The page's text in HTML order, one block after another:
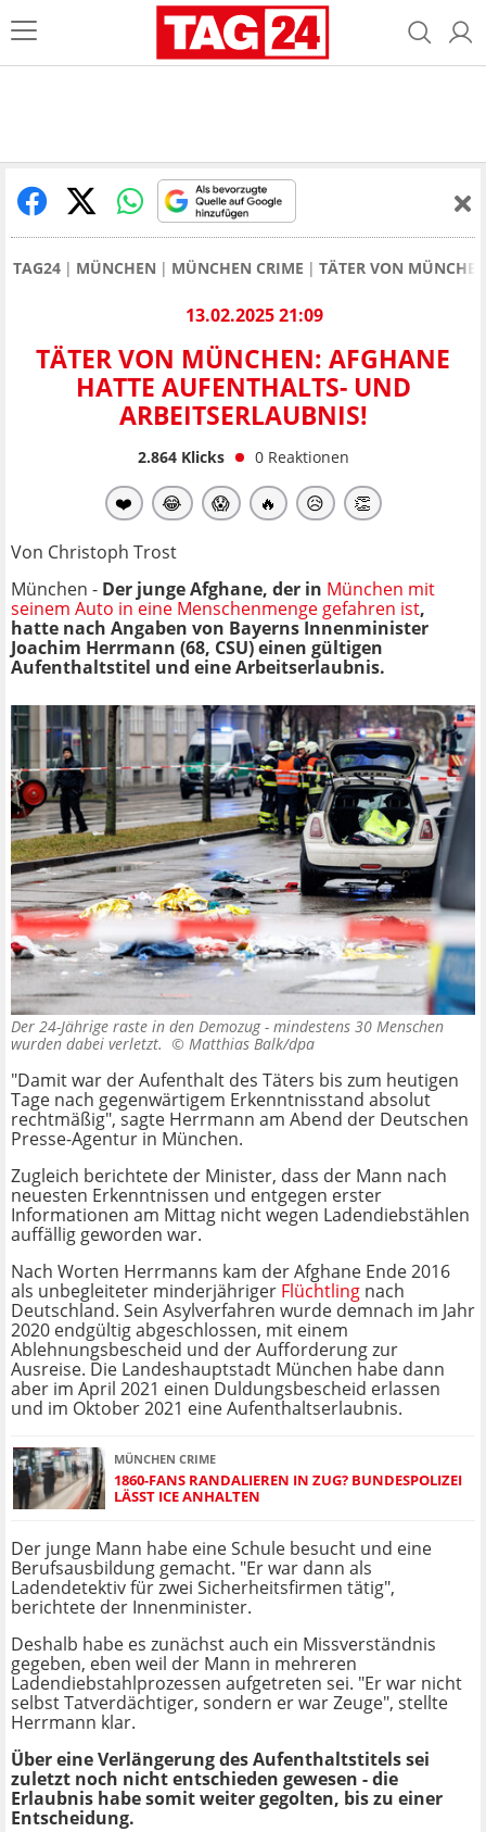
TAG24 MÜNCHEN MÜNCHEN CRIME TÄTER VON
13.02.2025 21:09
TÄTER VON MÜNCHEN: AFGHANE
HATTE AUFENTHALTS- UND
ARBEITSERLAUBNIS!
2.864Klicks 0 Reaktionen
❤️ 😂 😱 🔥 😥 👏
Von Christoph Trost
München - Der junge Afghane, der in München mit
seinem Auto in eine Menschenmenge gefahren ist,
hatte nach Angaben von Bayerns Innenminister
Joachim Herrmann (68, CSU) einen gültigen
Aufenthaltstitel und eine Arbeitserlaubnis.
Der 24-Jährige raste in den Demozug - mindestens 30 Menschen
wurden dabei verletzt. © Matthias Balk/dpa
"Damit war der Aufenthalt des Täters bis zum heutigen
Tage nach gegenwärtigem Erkenntnisstand absolut
rechtmäßig", sagte Herrmann am Abend der Deutschen
Presse-Agentur in München.
Zugleich berichtete der Minister, dass der Mann nach
neuesten Erkenntnissen und entgegen erster
Informationen am Mittag nicht wegen Ladendiebstählen
auffällig geworden war.
Nach Worten Herrmanns kam der Afghane Ende 2016
als unbegleiteter minderjähriger Flüchtling nach
Deutschland. Sein Asylverfahren wurde demnach im Jahr
2020 endgültig abgeschlossen, mit einem
Ablehnungsbescheid und der Aufforderung zur
Ausreise. Die Landeshauptstadt München habe dann
aber im April 2021 einen Duldungsbescheid erlassen
und im Oktober 2021 eine Aufenthaltserlaubnis.
MÜNCHEN CRIME
1860-FANS RANDALIEREN IN ZUG? BUNDESPOLIZEI
LÄSST ICE ANHALTEN
Der junge Mann habe eine Schule besucht und eine
Berufsausbildung gemacht. "Er war dann als
Ladendetektiv für zwei Sicherheitsfirmen tätig",
berichtete der Innenminister.
Deshalb habe es zunächst auch ein Missverständnis
gegeben, eben weil der Mann in mehreren
Ladendiebstahlprozessen aufgetreten sei. "Er war nicht
selbst Tatverdächtiger, sondern er war Zeuge", stellte
Herrmann klar.
Über eine Verlängerung des Aufenthaltstitels sei
zuletzt noch nicht entschieden gewesen - die
Erlaubnis habe somit weiter gegolten, bis zu einer
Entscheidung.